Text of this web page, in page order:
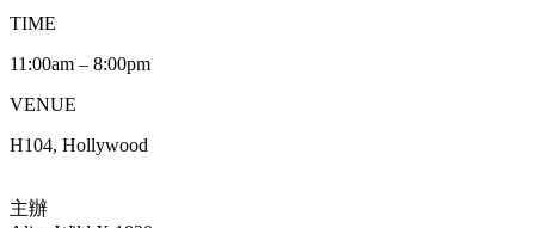
TIME
11:00am – 8:00pm
VENUE
H104, Hollywood
主辦